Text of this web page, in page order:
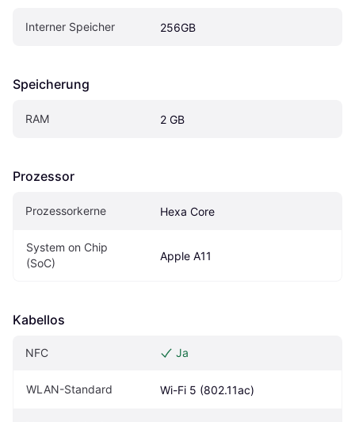
Interner Speicher 256GB
Speicherung
RAM 2 GB
Prozessor
Prozessorkerne Hexa Core
System on Chip
(SoC)
Apple A11
Kabellos
NFC Ja
WLAN-Standard Wi-Fi 5 (802.11ac)